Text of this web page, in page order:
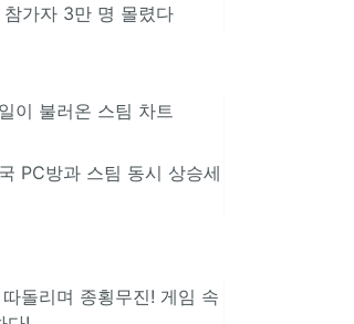
참가자 3만 명 몰렸다
이 불러온 스팀 차트
PC방과 스팀 동시 상승세
돌리며 종횡무진! 게임 속